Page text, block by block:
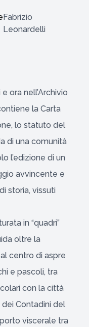
Fabrizio
Leonardelli
ora nell’Archivio
la Carta
lo statuto del
di una comunità
l’edizione di un
avvincente e
storia, vissuti
in “quadri”
oltre la
centro di aspre
e pascoli, tra
con la città
Contadini del
viscerale tra